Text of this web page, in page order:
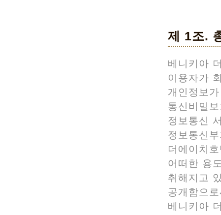
제 1조.
베니키아
이용자가
개인정보
통신비밀
정보통신
정보통신
더에이치
어떠한 용
취해지고
공개함으
베니키아